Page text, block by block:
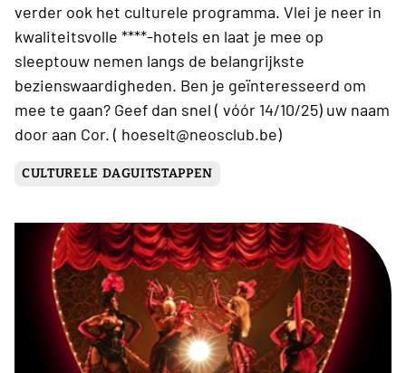
verder ook het culturele programma. Vlei je neer in
kwaliteitsvolle ****-hotels en laat je mee op
sleeptouw nemen langs de belangrijkste
bezienswaardigheden. Ben je geïnteresseerd om
mee te gaan? Geef dan snel ( vóór 14/10/25) uw naam
door aan Cor. ( hoeselt@neosclub.be)
CULTURELE DAGUITSTAPPEN